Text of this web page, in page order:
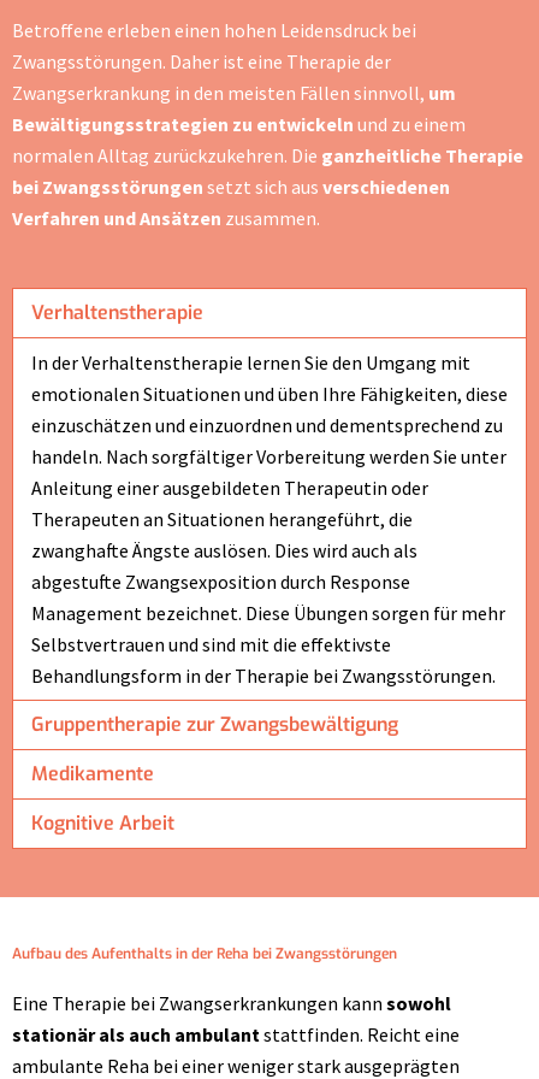
Betroffene erleben einen hohen Leidensdruck bei
Zwangsstörungen. Daher ist eine Therapie der
Zwangserkrankung in den meisten Fällen sinnvoll, um
Bewältigungsstrategien zu entwickeln und zu einem
normalen Alltag zurückzukehren. Die ganzheitliche Therapie
bei Zwangsstörungen setzt sich aus verschiedenen
Verfahren und Ansätzen zusammen.
Verhaltenstherapie
In der Verhaltenstherapie lernen Sie den Umgang mit
emotionalen Situationen und üben Ihre Fähigkeiten, diese
einzuschätzen und einzuordnen und dementsprechend zu
handeln. Nach sorgfältiger Vorbereitung werden Sie unter
Anleitung einer ausgebildeten Therapeutin oder
Therapeuten an Situationen herangeführt, die
zwanghafte Ängste auslösen. Dies wird auch als
abgestufte Zwangsexposition durch Response
Management bezeichnet. Diese Übungen sorgen für mehr
Selbstvertrauen und sind mit die effektivste
Behandlungsform in der Therapie bei Zwangsstörungen.
Gruppentherapie zur Zwangsbewältigung
Medikamente
Kognitive Arbeit
Aufbau des Aufenthalts in der Reha bei Zwangsstörungen
Eine Therapie bei Zwangserkrankungen kann sowohl
stationär als auch ambulantstattfinden. Reicht eine
ambulante Reha bei einer weniger stark ausgeprägten